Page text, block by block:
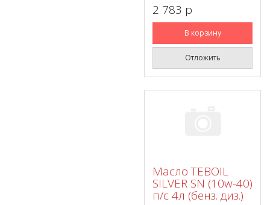
2 783 p
В корзину
Отложить
Масло TEBOIL
SILVER SN (10w-40)
п/с 4л (бенз. диз.)